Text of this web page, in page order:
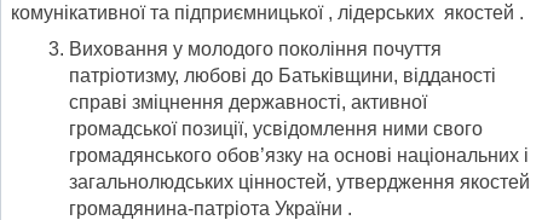
комунікативної та підприємницької , лідерських якостей .
Виховання у молодого покоління почуття
патріотизму, любові до Батьківщини, відданості
справі зміцнення державності, активної
громадської позиції, усвідомлення ними свого
громадянського обов’язку на основі національних і
загальнолюдських цінностей, утвердження якостей
громадянина-патріота України .